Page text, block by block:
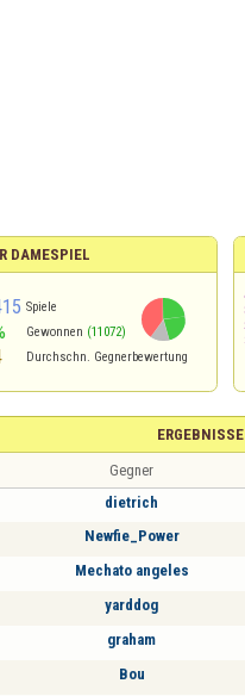
DAMESPIEL
Spiele
Gewonnen (11072)
Durchschn. Gegnerbewertung
ERGEBNISSE
Gegner
dietrich
Newfie_Power
Mechato angeles
yarddog
graham
Bou